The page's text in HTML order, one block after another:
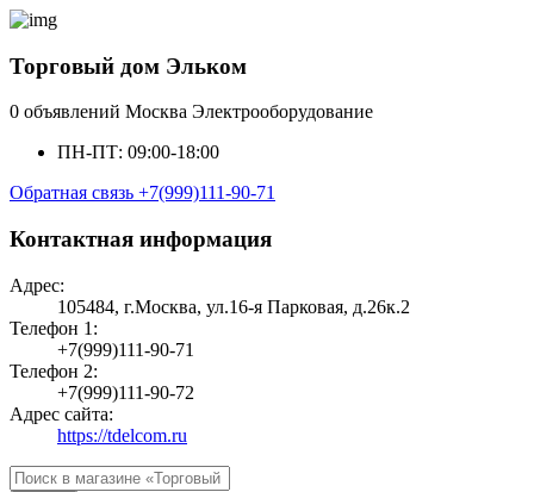
Торговый дом Эльком
0 объявлений Москва Электрооборудование
ПН-ПТ: 09:00-18:00
Обратная связь +7(999)111-90-71
Контактная информация
Адрес:
105484, г.Москва, ул.16-я Парковая, д.26к.2
Телефон 1:
+7(999)111-90-71
Телефон 2:
+7(999)111-90-72
Адрес сайта:
https://tdelcom.ru